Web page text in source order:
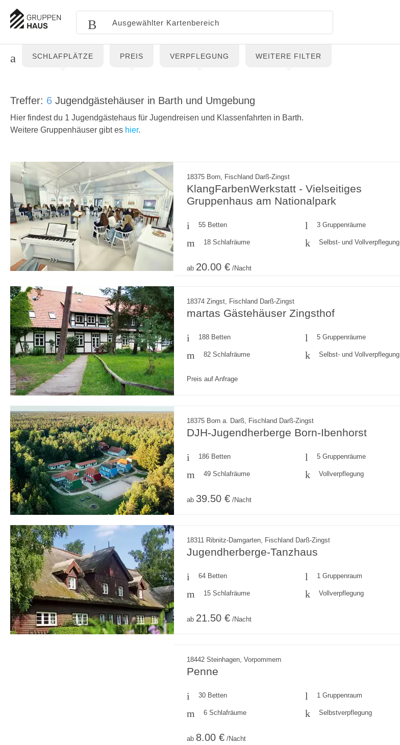
SCHLAFPLÄTZE PREIS VERPFLEGUNG WEITERE FILTER
Treffer: 6 Jugendgästehäuser in Barth und Umgebung
Hier findest du 1 Jugendgästehaus für Jugendreisen und Klassenfahrten in Barth.
Weitere Gruppenhäuser gibt es hier.
18375 Born, Fischland Darß-Zingst
KlangFarbenWerkstatt - Vielseitiges
Gruppenhaus am Nationalpark
55 Betten 3 Gruppenräume
18 Schlafräume Selbst- und Vollverpflegung
ab 20.00 € /Nacht
18374 Zingst, Fischland Darß-Zingst
martas Gästehäuser Zingsthof
188 Betten 5 Gruppenräume
82 Schlafräume Selbst- und Vollverpflegung
Preis auf Anfrage
18375 Born a. Darß, Fischland Darß-Zingst
DJH-Jugendherberge Born-Ibenhorst
186 Betten 5 Gruppenräume
49 Schlafräume Vollverpflegung
ab 39.50 € /Nacht
18311 Ribnitz-Damgarten, Fischland Darß-Zingst
Jugendherberge-Tanzhaus
64 Betten 1 Gruppenraum
15 Schlafräume Vollverpflegung
ab 21.50 € /Nacht
18442 Steinhagen, Vorpommern
Penne
30 Betten 1 Gruppenraum
6 Schlafräume Selbstverpflegung
ab 8.00 € /Nacht